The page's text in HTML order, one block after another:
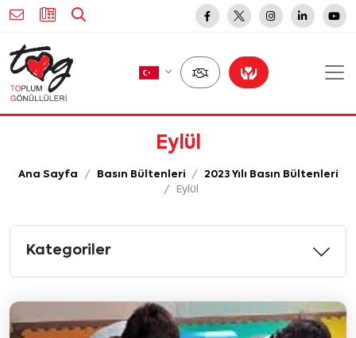
Eylül
Ana Sayfa Basın Bültenleri
2023 Yılı Basın Bültenleri
Eylül
Kategoriler